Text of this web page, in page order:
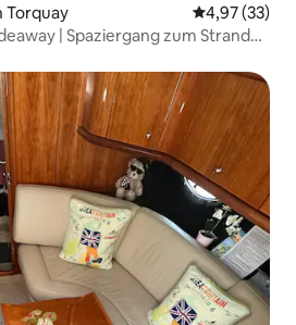
Torquay
4,97 (33)
| Spaziergang zum Strand